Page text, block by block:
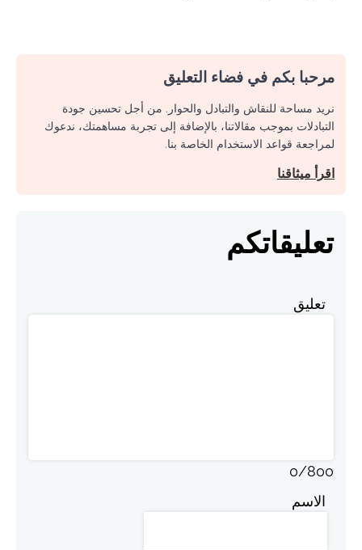
مرحبا بكم في فضاء التعليق
نريد مساحة للنقاش والتبادل والحوار. من أجل تحسين جودة
التبادلات بموجب مقالاتنا، بالإضافة إلى تجربة مساهمتك، ندعوك
لمراجعة قواعد الاستخدام الخاصة بنا.
اقرأ ميثاقنا
تعليقاتكم
تعليق
0/800
الاسم